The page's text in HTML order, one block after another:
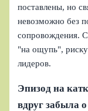
поставлены, но
невозможно без
сопровождения.
"на ощупь",
лидеров.
Эпизод на
вдруг забыла